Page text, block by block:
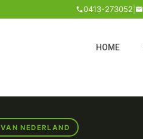
0413-273052
HOME
NEDERLAND